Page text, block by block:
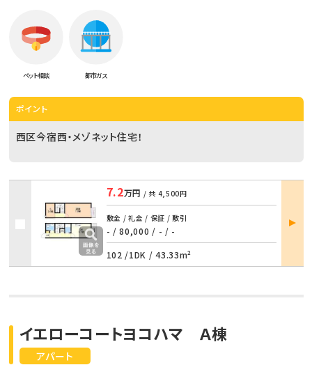
ペット相談 都市ガス
ポイント
西区今宿西・メゾネット住宅！
7.2万円 / 共 4,500円
敷金 / 礼金 / 保証 / 敷引
- / 80,000 / - / -
102 /1DK /43.33m²
部屋
詳細
アパート
イエローコートヨコハマ Ａ棟